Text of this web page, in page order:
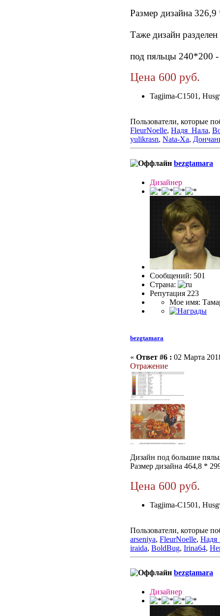
Размер дизайна
Таже дизайн
под пяльцы 240*200 -
Цена 600 руб.
Tagjima-C1501,
Пользователи, которые
FleurNoelle, Надя_Нала,
yulikrasn, Nata-Xa,
bezgtamara
Дизайнер
Сообщений: 501
Страна:
Репутация 223
Мое имя:
bezgtamara
« Ответ #6 : 02 Марта
Отражение
Дизайн под большие
Размер дизайна 464,8 *
Цена 600 руб.
Tagjima-C1501,
Пользователи, которые
arseniya, FleurNoelle,
iraida, BoldBug, Irina64,
bezgtamara
Дизайнер